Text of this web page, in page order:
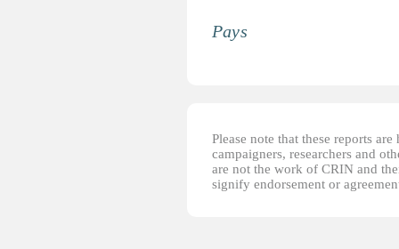
Pays
Please note that these reports
campaigners, researchers and
are not the work of CRIN and
signify endorsement or